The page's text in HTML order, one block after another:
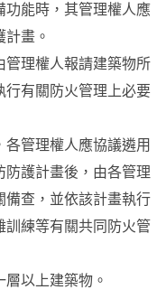
功能時，其管理權人應
畫。
管理權人報請建築物所
行有關防火管理上必要
管理權人應協議遴用
護計畫後，由各管理
備查，並依該計畫執行
訓練等有關共同防火管
以上建築物。